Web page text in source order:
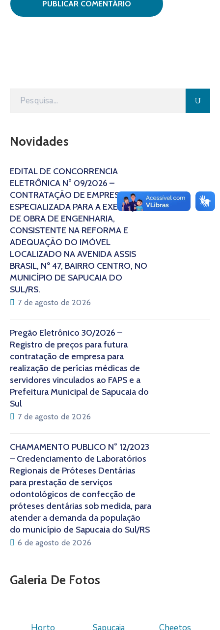
Novidades
EDITAL DE CONCORRÊNCIA
ELETRÔNICA N° 09/2026 –
CONTRATAÇÃO DE EMPRESA
ESPECIALIZADA PARA A EXECUÇÃO
DE OBRA DE ENGENHARIA,
CONSISTENTE NA REFORMA E
ADEQUAÇÃO DO IMÓVEL
LOCALIZADO NA AVENIDA ASSIS
BRASIL, Nº 47, BAIRRO CENTRO, NO
MUNICÍPIO DE SAPUCAIA DO
SUL/RS.
7 de agosto de 2026
Pregão Eletrônico 30/2026 –
Registro de preços para futura
contratação de empresa para
realização de perícias médicas de
servidores vinculados ao FAPS e a
Prefeitura Municipal de Sapucaia do
Sul
7 de agosto de 2026
CHAMAMENTO PÚBLICO N° 12/2023
– Credenciamento de Laboratórios
Regionais de Próteses Dentárias
para prestação de serviços
odontológicos de confecção de
próteses dentárias sob medida, para
atender a demanda da população
do município de Sapucaia do Sul/RS
6 de agosto de 2026
Galeria De Fotos